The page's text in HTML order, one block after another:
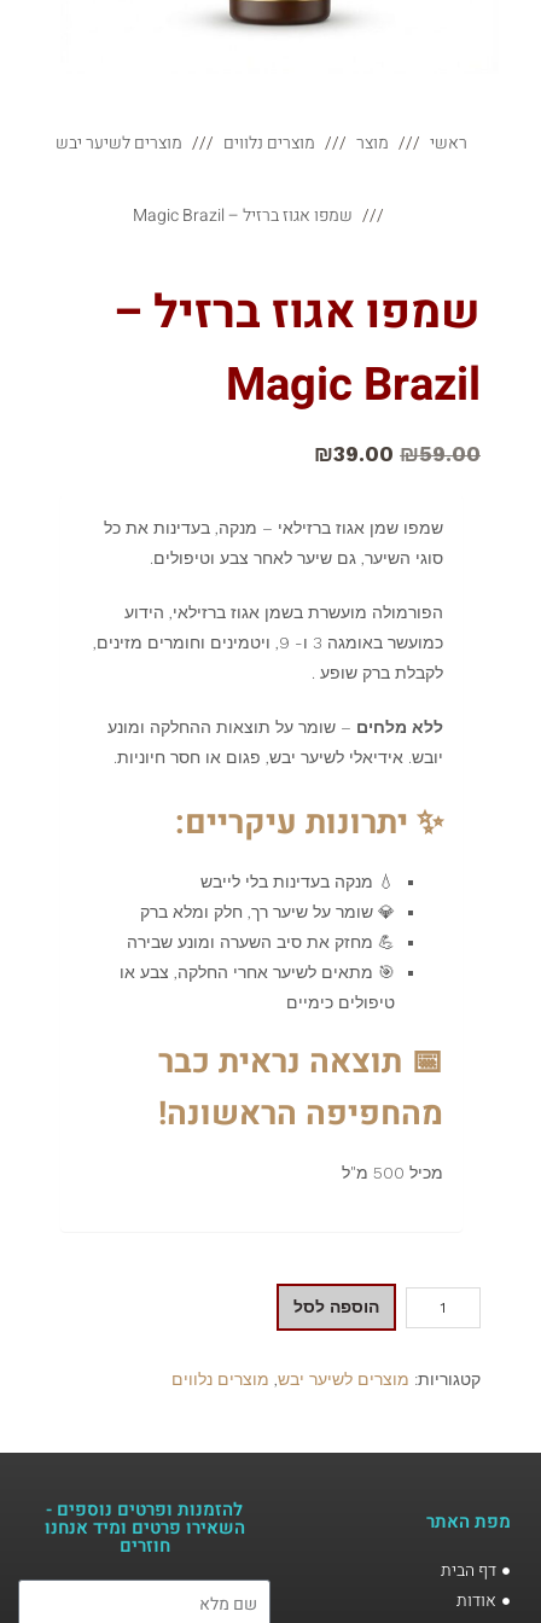
ראשי מוצר מוצרים נלווים מוצרים לשיער יבש
שמפו אגוז ברזיל – Magic Brazil
שמפו אגוז ברזיל –
Magic Brazil
₪59.00
₪39.00
שמפו שמן אגוז ברזילאי – מנקה, בעדינות את כל
סוגי השיער, גם שיער לאחר צבע וטיפולים.
הפורמולה מועשרת בשמן אגוז ברזילאי, הידוע
כמועשר באומגה 3 ו- 9, ויטמינים וחומרים מזינים,
לקבלת ברק שופע .
ללא מלחים – שומר על תוצאות ההחלקה ומונע
יובש. אידיאלי לשיער יבש, פגום או חסר חיוניות.
✨ יתרונות עיקריים:
💧 מנקה בעדינות בלי לייבש
💎 שומר על שיער רך, חלק ומלא ברק
💪 מחזק את סיב השערה ומונע שבירה
🎯 מתאים לשיער אחרי החלקה, צבע או
טיפולים כימיים
📅 תוצאה נראית כבר
מהחפיפה הראשונה!
מכיל 500 מ"ל
הוספה לסל
קטגוריות: מוצרים לשיער יבש מוצרים נלווים
מפת האתר
דף הבית
אודות
להזמנות ופרטים נוספים -
השאירו פרטים ומיד אנחנו
חוזרים​